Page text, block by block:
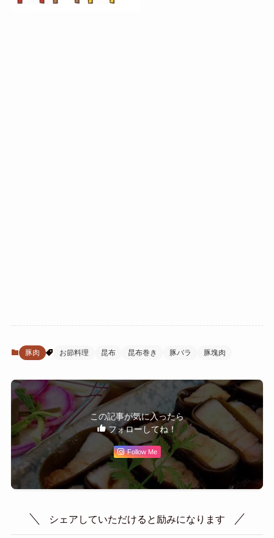
豚肉 お節料理 昆布 昆布巻き 豚バラ 豚塊肉
この記事が気に入ったら
フォローしてね！
Follow Me
シェアしていただけると励みになります